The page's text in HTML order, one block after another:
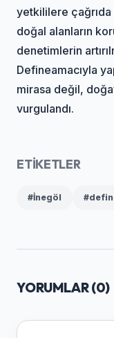
yetkililere
doğal alanların
denetimlerin
Defineamacıyla
mirasa değil,
vurgulandı.
ETİKETLER
#İnegöl
YORUMLAR (0)